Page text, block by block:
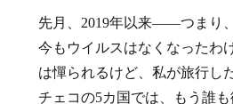
先月、2019年以来――つまり
今もウイルスはなくなったわ
は憚られるけど、私が旅行し
チェコの5カ国では、もう誰